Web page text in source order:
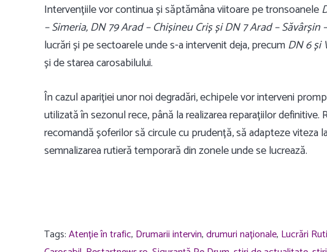
Intervențiile vor continua și săptămâna viitoare pe tronsoanele
– Simeria, DN 79 Arad – Chișineu Criș și DN 7 Arad – Săvârșin
lucrări și pe sectoarele unde s-a intervenit deja, precumDN 6 și
și de starea carosabilului.
În cazul apariției unor noi degradări, echipele vor interveni
utilizată în sezonul rece, până la realizarea reparațiilor
recomandă șoferilor să circule cu prudență, să adapteze viteza
semnalizarea rutieră temporară din zonele unde se lucrează.
Tags:Atenție în trafic, Drumarii intervin,drumuri naționale, Lucrări